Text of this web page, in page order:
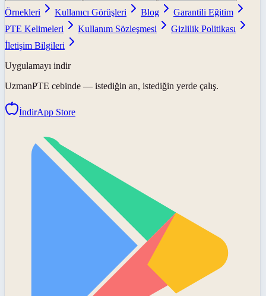
Örnekleri
Kullanıcı Görüşleri Blog
Garantili Eğitim
PTE Kelimeleri
Kullanım Sözleşmesi
Gizlilik Politikası
İletişim Bilgileri
Uygulamayı indir
UzmanPTE cebinde — istediğin an, istediğin yerde çalış.
İndirApp Store